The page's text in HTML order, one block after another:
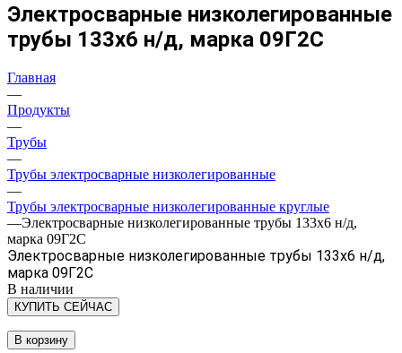
Электросварные низколегированные
трубы 133х6 н/д, марка 09Г2С
Главная
—
Продукты
—
Трубы
—
Трубы электросварные низколегированные
—
Трубы электросварные низколегированные круглые
—Электросварные низколегированные трубы 133х6 н/д,
марка 09Г2С
Электросварные низколегированные трубы 133х6 н/д,
марка 09Г2С
В наличии
КУПИТЬ СЕЙЧАС
В корзину